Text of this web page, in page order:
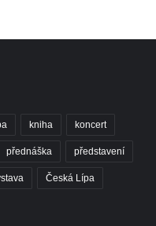
kniha koncert
přednáška představení
Česká Lípa